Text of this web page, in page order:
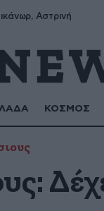
Αστρινή
ΚΟΣΜΟΣ